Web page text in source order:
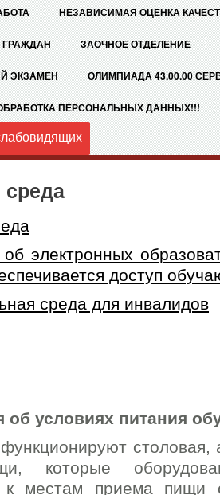
НЕЗАВИСИМАЯ ОЦЕНКА
ГРАЖДАН ЗАОЧНОЕ ОТДЕЛЕНИЕ
ЭКЗАМЕН ОЛИМПИАДА 43.00.00
ПЕРСОНАЛЬНЫХ ДАННЫХ!!!
среда
электронных
доступ
среда для инвалидов
условиях питания
столовая,
которые
к местам приема пищи